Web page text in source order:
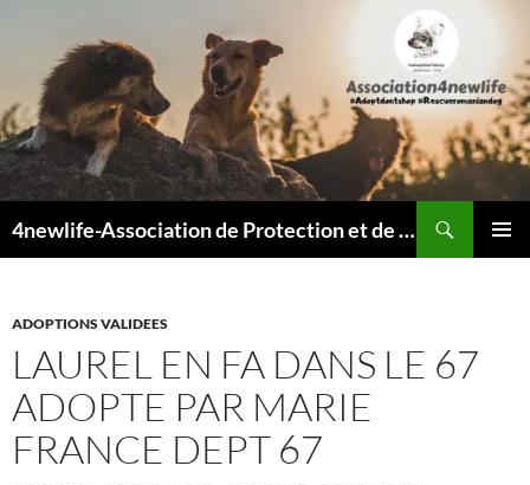
4newlife-Association de Protection et de défense animale. Loi de 1908
ADOPTIONS VALIDEES
LAUREL EN FA DANS LE 67
ADOPTE PAR MARIE
FRANCE DEPT 67